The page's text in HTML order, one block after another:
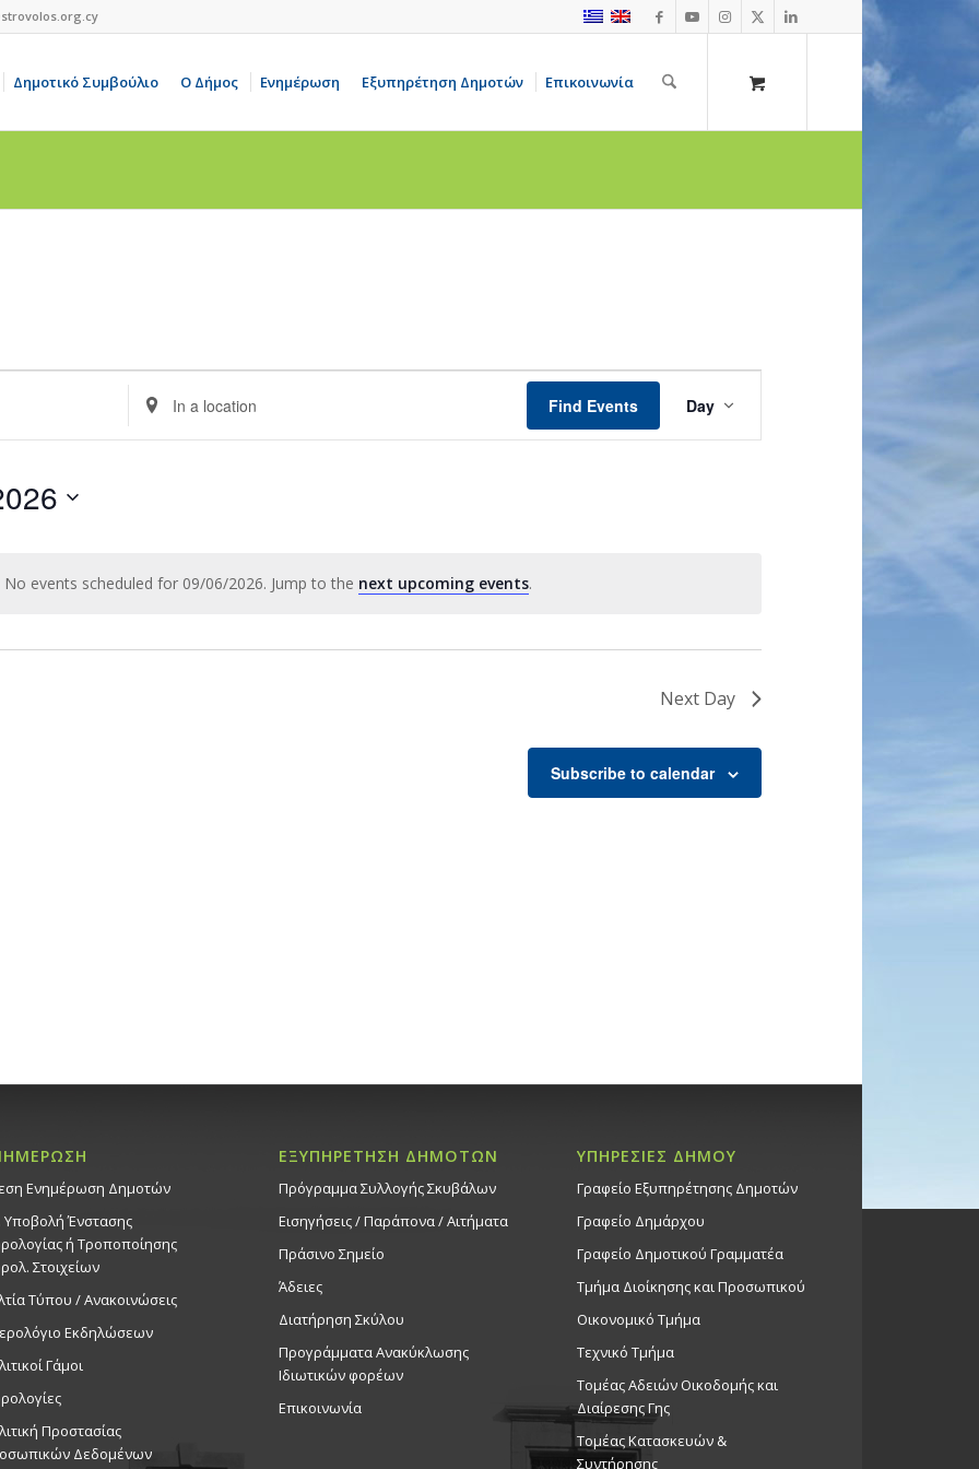
Δημοτικό Συμβούλιο Ο Δήμος Ενημέρωση Εξυπηρέτηση Δημοτών Επικοινωνία
Notice
No events scheduled for 09/06/2026. Jump to the next upcoming events.
Enter
Location.
Search
Find Events
Views
Day
Next Day
Subscribe to calendar
Ενημέρωση Δημοτών
Υποβολή Ένστασης
ή Τροποποίησης
Στοιχείων
Τύπου / Ανακοινώσεις
Εκδηλώσεων
Γάμοι
Προστασίας
Δεδομένων
ΕΞΥΠΗΡΕΤΗΣΗ ΔΗΜΟΤΩΝ
Πρόγραμμα Συλλογής Σκυβάλων
Εισηγήσεις / Παράπονα / Αιτήματα
Πράσινο Σημείο
Άδειες
Διατήρηση Σκύλου
Προγράμματα Ανακύκλωσης
Ιδιωτικών φορέων
Επικοινωνία
ΥΠΗΡΕΣΙΕΣ ΔΗΜΟΥ
Γραφείο Εξυπηρέτησης Δημοτών
Γραφείο Δημάρχου
Γραφείο Δημοτικού Γραμματέα
Τμήμα Διοίκησης και Προσωπικού
Οικονομικό Τμήμα
Τεχνικό Τμήμα
Τομέας Αδειών Οικοδομής και
Διαίρεσης Γης
Τομέας Κατασκευών &
Συντήρησης